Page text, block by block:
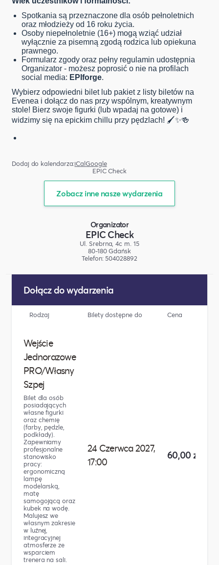
Spotkania są przeznaczone dla osób pełnoletnich
oraz młodzieży od 16 roku życia.
Osoby niepełnoletnie (16+) mogą wziąć udział
wyłącznie za pisemną zgodą rodzica lub opiekuna
prawnego.
Formularz zgody oraz pełny regulamin udostępnia
Organizator - możesz poprosić o nie na profilach
social media: EPIforge.
Wybierz odpowiedni bilet lub pakiet z listy biletów na
Evenea i dołącz do nas przy wspólnym, kreatywnym
stole! Bierz swoje figurki (lub wpadaj na gotowe) i
widzimy się na epickim chillu przy pędzlach! 🖌️✨🍻
Dodaj do kalendarza:iCalGoogle
EPIC Check
Zobacz inne nasze wydarzenia
Organizator
EPIC Check
Ul. Srebrna, 4c m. 15
80-180 Gdańsk
Telefon: 504028892
Dołącz do wydarzenia
Rodzaj Bilety dostępne do Cena
Wejście
Jednorazowe
PRO/Własny
Szpej
Bilet dla osób
posiadających
własne figurki
oraz chemię
(farby, pędzle,
podkłady).
Zapewniamy
profesjonalne
stanowisko
pracy:
ergonomiczną
lampę
modelarską,
matę
samogojącą oraz
kubek na wodę.
Malujesz we
własnym zakresie
w luźnej,
integracyjnej
atmosferze ze
wsparciem
trenera na sali.
24 Czerwca 2027,
17:00
60,00 zł